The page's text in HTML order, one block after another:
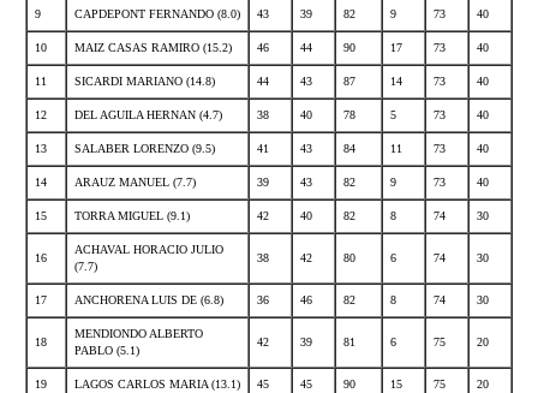
9 CAPDEPONT FERNANDO (8.0) 43 39 82 9 73 40
10 MAIZ CASAS RAMIRO (15.2) 46 44 90 17 73 40
11 SICARDI MARIANO (14.8) 44 43 87 14 73 40
12 DEL AGUILA HERNAN (4.7) 38 40 78 5 73 40
13 SALABER LORENZO (9.5) 41 43 84 11 73 40
14 ARAUZ MANUEL (7.7) 39 43 82 9 73 40
15 TORRA MIGUEL (9.1) 42 40 82 8 74 30
16
ACHAVAL HORACIO JULIO
(7.7)
38 42 80 6 74 30
17 ANCHORENA LUIS DE (6.8) 36 46 82 8 74 30
18
MENDIONDO ALBERTO
PABLO (5.1)
42 39 81 6 75 20
19 LAGOS CARLOS MARIA (13.1) 45 45 90 15 75 20